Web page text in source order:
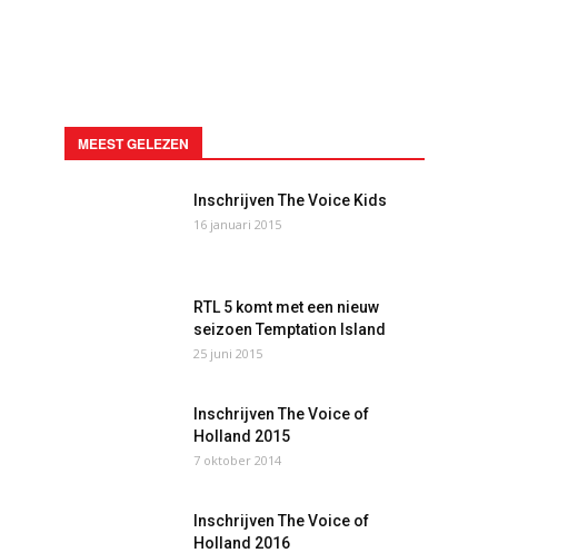
MEEST GELEZEN
Inschrijven The Voice Kids
16 januari 2015
RTL 5 komt met een nieuw
seizoen Temptation Island
25 juni 2015
Inschrijven The Voice of
Holland 2015
7 oktober 2014
Inschrijven The Voice of
Holland 2016